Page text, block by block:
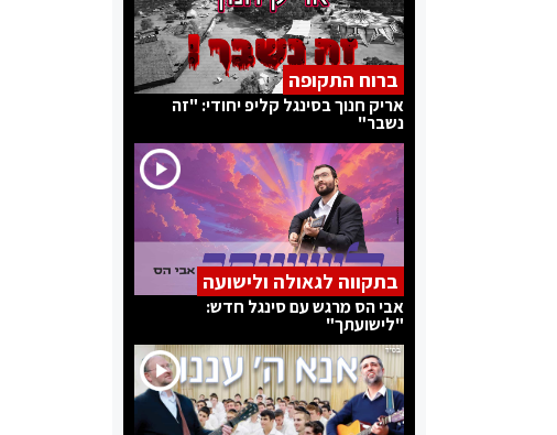
ברוח התקופה
אריק חנוך בסינגל קליפ יחודי: "זה
נשבר"
בתקווה לגאולה ולישועה
אבי הס מרגש עם סינגל חדש:
"לישועתך"